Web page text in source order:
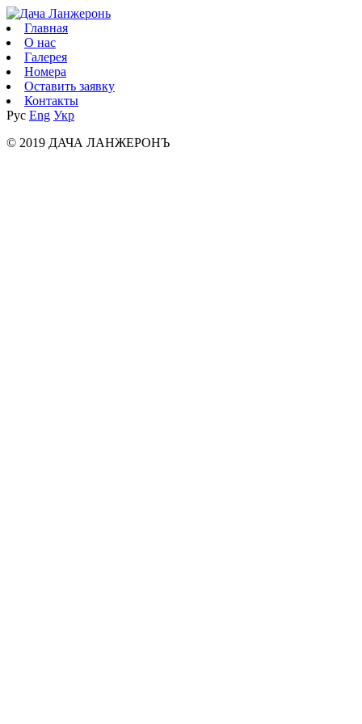
Главная
О нас
Галерея
Номера
Оставить заявку
Контакты
Рус Eng Укр
© 2019 ДАЧА ЛАНЖЕРОНЪ